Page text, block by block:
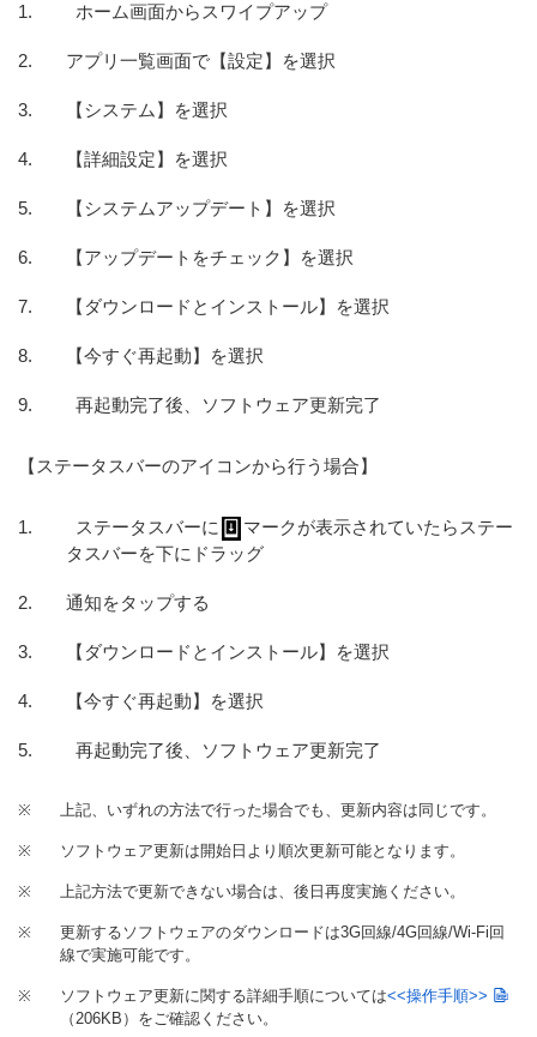
ホーム画面からスワイプアップ
アプリ一覧画面で【設定】を選択
【システム】を選択
【詳細設定】を選択
【システムアップデート】を選択
【アップデートをチェック】を選択
【ダウンロードとインストール】を選択
【今すぐ再起動】を選択
再起動完了後、ソフトウェア更新完了
【ステータスバーのアイコンから行う場合】
ステータスバーに
マークが表示されていたらステー
タスバーを下にドラッグ
通知をタップする
【ダウンロードとインストール】を選択
【今すぐ再起動】を選択
再起動完了後、ソフトウェア更新完了
※ 上記、いずれの方法で行った場合でも、更新内容は同じです。
※ ソフトウェア更新は開始日より順次更新可能となります。
※ 上記方法で更新できない場合は、後日再度実施ください。
※
更新するソフトウェアのダウンロードは3G回線/4G回線/Wi-Fi回
線で実施可能です。
※ ソフトウェア更新に関する詳細手順については<<操作手順>>
（206KB） をご確認ください。